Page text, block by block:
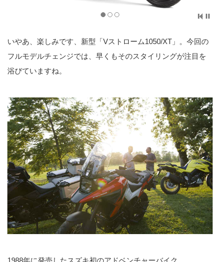
いやあ、楽しみです、新型「Vストローム1050/XT」。今回の
フルモデルチェンジでは、早くもそのスタイリングが注目を
浴びていますね。
1988年に発売したスズキ初のアドベンチャーバイク